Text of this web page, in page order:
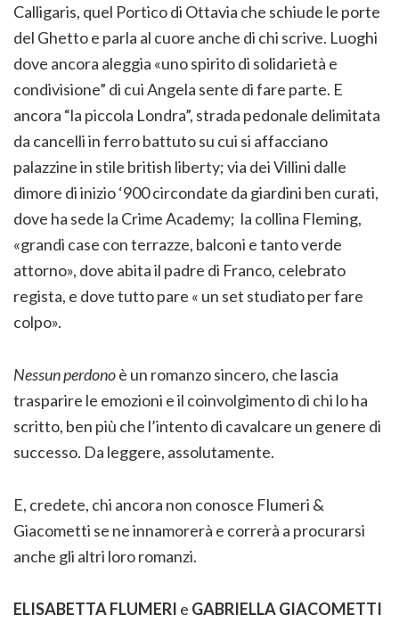
Calligaris, quel Portico di Ottavia che schiude le porte
del Ghetto e parla al cuore anche di chi scrive. Luoghi
dove ancora aleggia «uno spirito di solidarietà e
condivisione” di cui Angela sente di fare parte. E
ancora “la piccola Londra”, strada pedonale delimitata
da cancelli in ferro battuto su cui si affacciano
palazzine in stile british liberty; via dei Villini dalle
dimore di inizio ‘900 circondate da giardini ben curati,
dove ha sede la Crime Academy; la collina Fleming,
«grandi case con terrazze, balconi e tanto verde
attorno», dove abita il padre di Franco, celebrato
regista, e dove tutto pare « un set studiato per fare
colpo».
Nessun perdonoè un romanzo sincero, che lascia
trasparire le emozioni e il coinvolgimento di chi lo ha
scritto, ben più che l’intento di cavalcare un genere di
successo. Da leggere, assolutamente.
E, credete, chi ancora non conosce Flumeri &
Giacometti se ne innamorerà e correrà a procurarsi
anche gli altri loro romanzi.
ELISABETTA FLUMERI e GABRIELLA GIACOMETTI